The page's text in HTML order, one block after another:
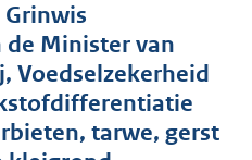
d
s
g
r
o
de Minister van
Voedselzekerheid
tarwe, gerst